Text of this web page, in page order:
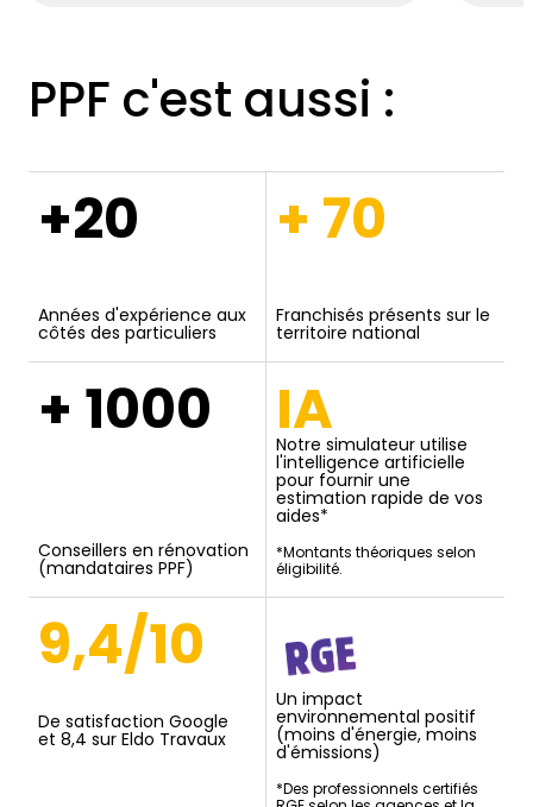
PPF c'est aussi :
+20
Années d'expérience aux
côtés des particuliers
+ 70
Franchisés présents sur le
territoire national
+ 1000
Conseillers en rénovation
(mandataires PPF)
IA
Notre simulateur utilise
l'intelligence artificielle
pour fournir une
estimation rapide de vos
aides*
*Montants théoriques selon
éligibilité.
9,4/10
De satisfaction Google
et 8,4 sur Eldo Travaux
Un impact
environnemental positif
(moins d'énergie, moins
d'émissions)
*Des professionnels certifiés